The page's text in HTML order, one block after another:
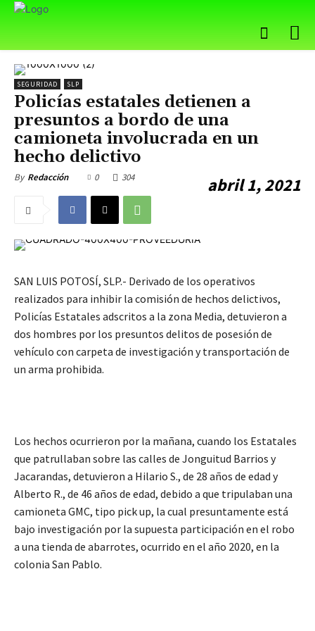
SEGURIDAD SLP
Policías estatales detienen a
presuntos a bordo de una
camioneta involucrada en un
hecho delictivo
By Redacción abril 1, 2021
0 304
SAN LUIS POTOSÍ, SLP.- Derivado de los operativos
realizados para inhibir la comisión de hechos delictivos,
Policías Estatales adscritos a la zona Media, detuvieron a
dos hombres por los presuntos delitos de posesión de
vehículo con carpeta de investigación y transportación de
un arma prohibida.
Los hechos ocurrieron por la mañana, cuando los Estatales
que patrullaban sobre las calles de Jonguitud Barrios y
Jacarandas, detuvieron a Hilario S., de 28 años de edad y
Alberto R., de 46 años de edad, debido a que tripulaban una
camioneta GMC, tipo pick up, la cual presuntamente está
bajo investigación por la supuesta participación en el robo
a una tienda de abarrotes, ocurrido en el año 2020, en la
colonia San Pablo.